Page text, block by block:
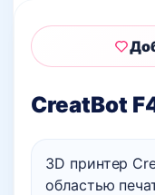
CreatBot
3D принтер
областью